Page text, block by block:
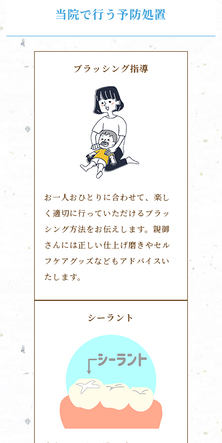
当院で行う予防処置
ブラッシング指導
お一人おひとりに合わせて、楽し
く適切に行っていただけるブラッ
シング方法をお伝えします。親御
さんには正しい仕上げ磨きやセル
フケアグッズなどもアドバイスい
たします。
シーラント